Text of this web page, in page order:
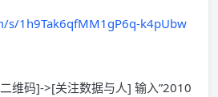
s/1h9Tak6qfMM1gP6q-k4pUbw
维码]->[关注数据与人] 输入”2010